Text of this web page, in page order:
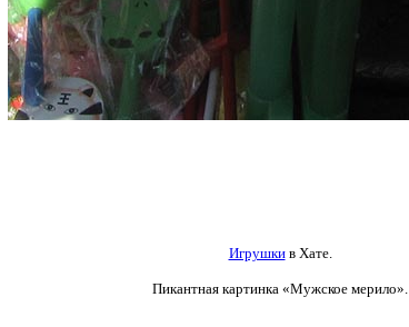
Игрушкив Хате.
Пикантная картинка «Мужское мерило».